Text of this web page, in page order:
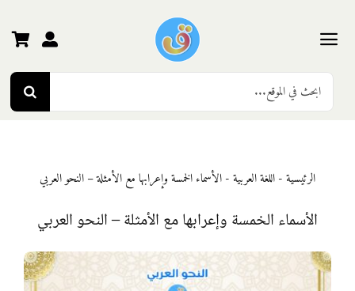
content
Toggle
Navigation
الرئيسية
المرحلة الثانية
Search
for:
الرئيسية-اللغة العربية-الأسماء الخمسة وإعرابها مع الأمثلة – النحو العربي
الأسماء الخمسة وإعرابها مع الأمثلة – النحو العربي